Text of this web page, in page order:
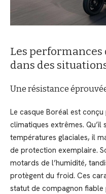
Les performances
dans des
Une résistance
Le casque Boréal est
climatiques extrêmes. Qu’il
températures glaciales, il
de protection exemplaire.
motards de l’humidité,
protègent du froid. Ces
statut de compagnon fiable